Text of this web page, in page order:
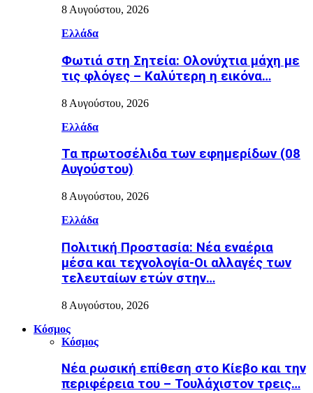
8 Αυγούστου, 2026
Ελλάδα
Φωτιά στη Σητεία: Ολονύχτια μάχη με
τις φλόγες – Καλύτερη η εικόνα…
8 Αυγούστου, 2026
Ελλάδα
Τα πρωτοσέλιδα των εφημερίδων (08
Αυγούστου)
8 Αυγούστου, 2026
Ελλάδα
Πολιτική Προστασία: Νέα εναέρια
μέσα και τεχνολογία-Οι αλλαγές των
τελευταίων ετών στην…
8 Αυγούστου, 2026
Κόσμος
Κόσμος
Nέα ρωσική επίθεση στο Κίεβο και την
περιφέρεια του – Τουλάχιστον τρεις…